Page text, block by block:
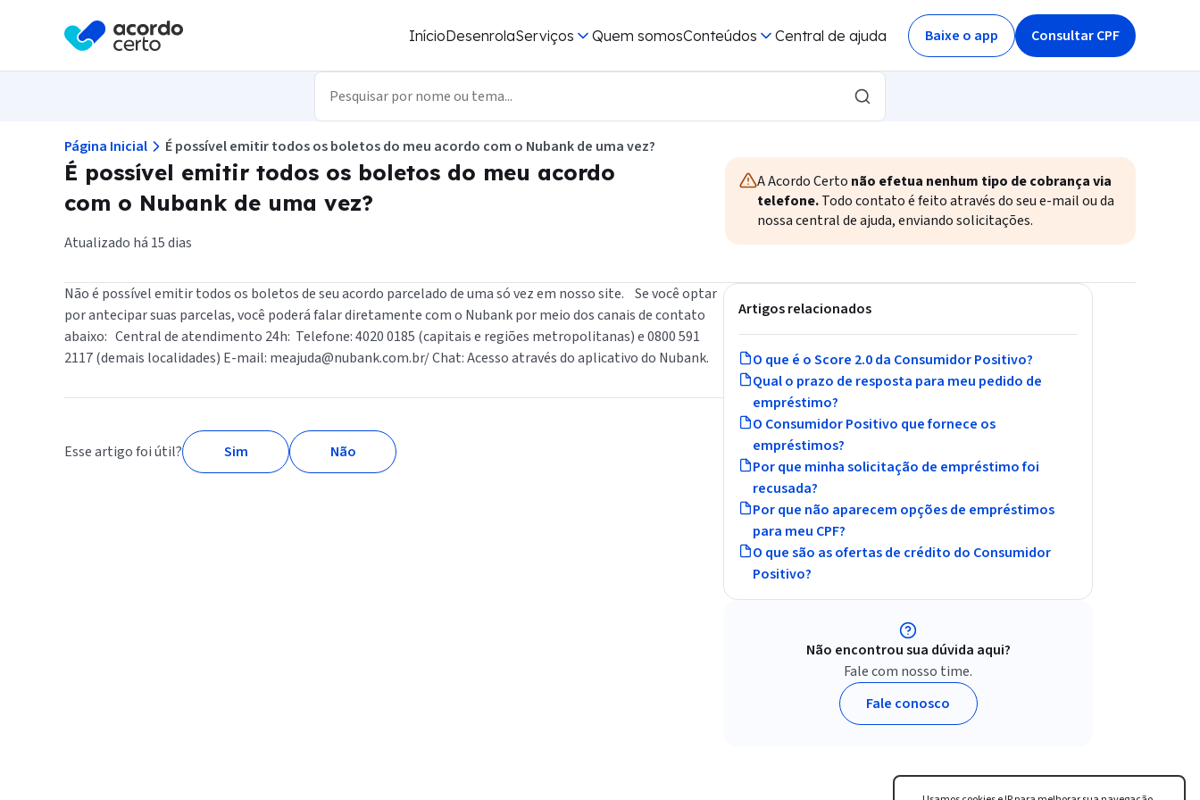
InícioDesenrolaServiços Quem somosConteúdos Central de ajuda Baixe o app Consultar CPF
A Acordo Certo em conjunto com a Consumidor Positivotrouxe
um aplicativo para você transformar sua relação com suas finanças.
Veja todas as suas dívidas negativadas e quem consultou seu CPF
Aumente seu Score de maneira fácil e com dicas.
Encontre as melhores ofertas de crédito para o seu bolso.
Ou escaneie o código para
baixar nosso aplicativo.
Página Inicial É possível emitir todos os boletos do meu acordo com o Nubank de uma vez?
É possível emitir todos os boletos do meu acordo
com o Nubank de uma vez?
Atualizado há 15 dias
A Acordo Certo não efetua nenhum tipo de cobrança via
telefone.Todo contato é feito através do seu e-mail ou da
nossa central de ajuda, enviando solicitações.
Não é possível emitir todos os boletos de seu acordo parcelado de uma só vez em nosso site. Se você optar
por antecipar suas parcelas, você poderá falar diretamente com o Nubank por meio dos canais de contato
abaixo: Central de atendimento 24h: Telefone: 4020 0185 (capitais e regiões metropolitanas) e 0800 591
2117 (demais localidades) E-mail: meajuda@nubank.com.br/ Chat: Acesso através do aplicativo do Nubank.
Esse artigo foi útil? Sim Não
Artigos relacionados
O que é o Score 2.0 da Consumidor Positivo?
Qual o prazo de resposta para meu pedido de
empréstimo?
O Consumidor Positivo que fornece os
empréstimos?
Por que minha solicitação de empréstimo foi
recusada?
Por que não aparecem opções de empréstimos
para meu CPF?
O que são as ofertas de crédito do Consumidor
Positivo?
Não encontrou sua dúvida aqui?
Fale com nosso time.
Fale conosco